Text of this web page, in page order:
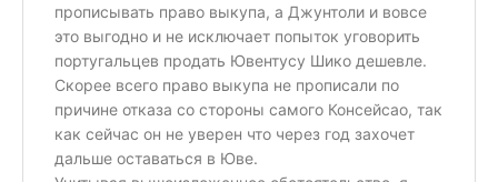
прописывать право выкупа, а Джунтоли и вовсе
это выгодно и не исключает попыток уговорить
португальцев продать Ювентусу Шико дешевле.
Скорее всего право выкупа не прописали по
причине отказа со стороны самого Консейсао, так
как сейчас он не уверен что через год захочет
дальше оставаться в Юве.